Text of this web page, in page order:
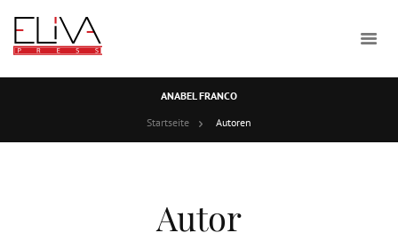
ANABEL FRANCO
Startseite
Autoren
Autor